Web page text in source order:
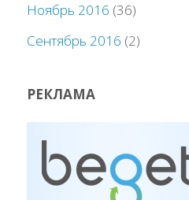
Ноябрь 2016 (36)
Сентябрь 2016 (2)
РЕКЛАМА